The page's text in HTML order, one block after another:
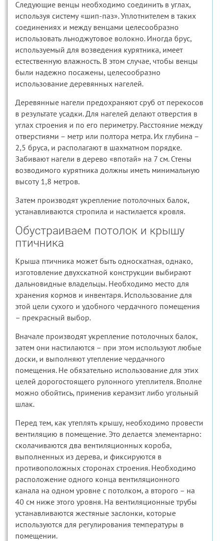
Следующие венцы необходимо соединить в углах,
используя систему «шип-паз». Уплотнителем в таких
соединениях и между венцами целесообразно
использовать льноджутовое волокно. Иногда брус,
используемый для возведения курятника, имеет
естественную влажность. В этом случае, чтобы венцы
были надежно посажены, целесообразно
использование деревянных нагелей.
Деревянные нагели предохраняют сруб от перекосов
в результате усадки. Для нагелей делают отверстия в
углах строения и по его периметру. Расстояние между
отверстиями – метр или полтора метра. Их глубина –
2,5 бруса, и располагают в шахматном порядке.
Забивают нагели в дерево «впотай» на 7 см. Стены
возводимого курятника должны иметь минимальную
высоту 1,8 метров.
Затем производят укрепление потолочных балок,
устанавливаются стропила и настилается кровля.
Обустраиваем потолок и крышу
птичника
Крыша птичника может быть односкатная, однако,
изготовление двухскатной конструкции выбирают
дальновидные владельцы. Необходимо место для
хранения кормов и инвентаря. Использование для
этой цели сухого и удобного чердачного помещения
– прекрасный выбор.
Вначале производят укрепление потолочных балок,
затем они настилаются – при этом используют любые
доски, и выполняют утепление чердачного
помещения. Не обязательно использование для этих
целей дорогостоящего рулонного утеплителя. Вполне
можно обойтись, применив керамзит либо угольный
шлак.
Перед тем, как утеплять крышу, необходимо провести
вентиляцию в помещение. Это делается элементарно:
сколачиваются два вентиляционных короба,
выполненных из дерева, и фиксируются в
противоположных сторонах строения. Необходимо
расположение одного конца вентиляционного
канала на одном уровне с потолком, а второго – на
40 см ниже этого уровня. На вентиляционные трубы
устанавливаются жестяные заслонки, которые
используются для регулирования температуры в
помещении.